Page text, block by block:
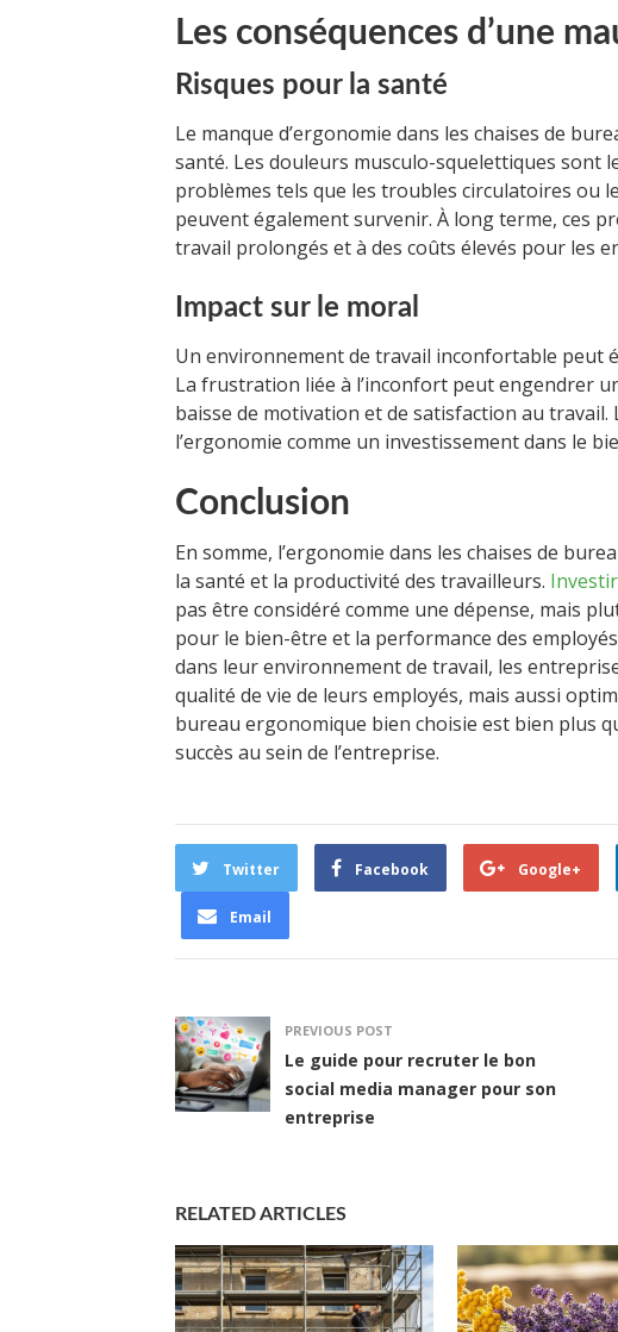
Les conséquences d’une
Risques pour la santé
Le manque d’ergonomie dans les chaises de
santé. Les douleurs musculo-squelettiques sont
problèmes tels que les troubles circulatoires ou
peuvent également survenir. À long terme, ces
travail prolongés et à des coûts élevés pour les
Impact sur le moral
Un environnement de travail inconfortable peut
La frustration liée à l’inconfort peut engendrer
baisse de motivation et de satisfaction au
l’ergonomie comme un investissement dans le
Conclusion
En somme, l’ergonomie dans les chaises de
la santé et la productivité des travailleurs.
pas être considéré comme une dépense, mais
pour le bien-être et la performance des
dans leur environnement de travail, les
qualité de vie de leurs employés, mais aussi
bureau ergonomique bien choisie est bien plus
succès au sein de l’entreprise.
Twitter Facebook Google+
Email
PREVIOUS POST
Le guide pour recruter le bon
social media manager pour son
entreprise
RELATED ARTICLES